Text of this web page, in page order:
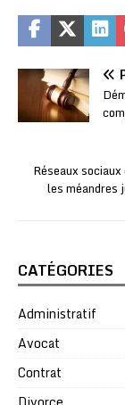
Réseaux
les méandres
CATÉGORIES
Administratif
Avocat
Contrat